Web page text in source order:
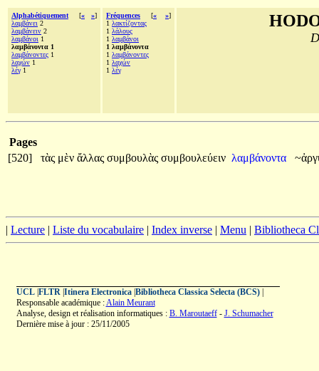
Alphabétiquement [« »]
λαμβάνει 2
λαμβάνειν 2
λαμβάνοι 1
λαμβάνοντα 1
λαμβάνοντες 1
λαχών 1
λέγ1
Fréquences [« »]
1 λακτίζοντας
1 λάλους
1 λαμβάνοι
1 λαμβάνοντα
1 λαμβάνοντες
1 λαχών
1 λέγ
Pages
[520]
τὰς μὲν ἄλλας συμβουλὰς συμβουλεύειν λαμβάνοντα
| Lecture | Liste du vocabulaire | Index inverse | Menu | Bibliotheca
UCL| FLTR| Itinera Electronica| Bibliotheca Classica Selecta (BCS)|
Responsable académique :Alain Meurant
Analyse, design et réalisation informatiques : B. Maroutaeff- J. Schumacher
Dernière mise à jour : 25/11/2005